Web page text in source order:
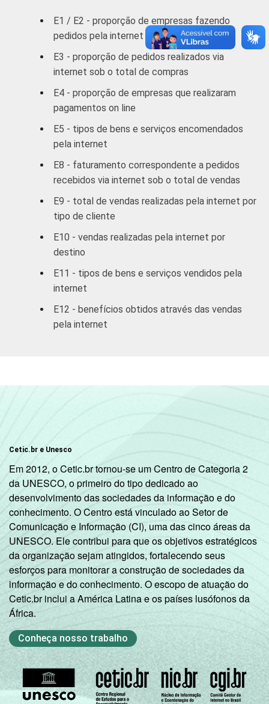
Comércio/
Reparação de
Autos
69,82
Hotel/
Alimentação
Comunicação
Ativ.
serviços
Ativ. Cinema/
1Base: 482 empresas que receberam
grupos 55.1, 55.2, 92.1 e 92.2. Respostas
E1 / E2 - proporção de empresas fazendo
pedidos pela internet (compras)
E3 - proporção de pedidos realizados via
internet sob o total de compras
E4 - proporção de empresas que realizaram
pagamentos on line
E5 - tipos de bens e serviços encomendados
pela internet
E8 - faturamento correspondente a pedidos
recebidos via internet sob o total de vendas
E9 - total de vendas realizadas pela internet por
tipo de cliente
E10 - vendas realizadas pela internet por
destino
E11 - tipos de bens e serviços vendidos pela
internet
E12 - benefícios obtidos através das vendas
pela internet
Cetic.br e Unesco
Em 2012, o Cetic.br tornou-se um Centro de Categoria 2
da UNESCO, o primeiro do tipo dedicado ao
desenvolvimento das sociedades da informação e do
conhecimento. O Centro está vinculado ao Setor de
Comunicação e Informação (CI), uma das cinco áreas da
UNESCO. Ele contribui para que os objetivos estratégicos
da organização sejam atingidos, fortalecendo seus
esforços para monitorar a construção de sociedades da
informação e do conhecimento. O escopo de atuação do
Cetic.br inclui a América Latina e os países lusófonos da
África.
Conheça nosso trabalho